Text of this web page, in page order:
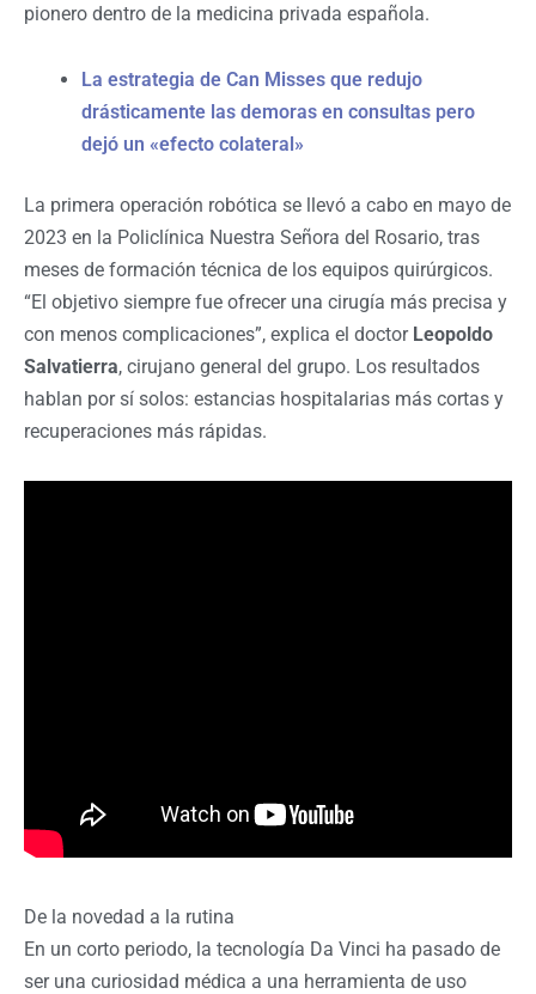
pionero dentro de la medicina privada española.
La estrategia de Can Misses que redujo
drásticamente las demoras en consultas pero
dejó un «efecto colateral»
La primera operación robótica se llevó a cabo en mayo de
2023 en la Policlínica Nuestra Señora del Rosario, tras
meses de formación técnica de los equipos quirúrgicos.
“El objetivo siempre fue ofrecer una cirugía más precisa y
con menos complicaciones”, explica el doctor Leopoldo
Salvatierra, cirujano general del grupo. Los resultados
hablan por sí solos: estancias hospitalarias más cortas y
recuperaciones más rápidas.
De la novedad a la rutina
En un corto periodo, la tecnología Da Vinci ha pasado de
ser una curiosidad médica a una herramienta de uso